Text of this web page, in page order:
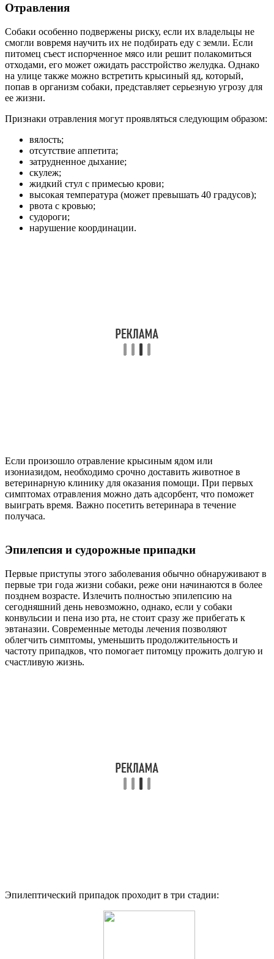
Отравления
Собаки особенно подвержены риску, если их владельцы не
смогли вовремя научить их не подбирать еду с земли. Если
питомец съест испорченное мясо или решит полакомиться
отходами, его может ожидать расстройство желудка. Однако
на улице также можно встретить крысиный яд, который,
попав в организм собаки, представляет серьезную угрозу для
ее жизни.
Признаки отравления могут проявляться следующим образом:
вялость;
отсутствие аппетита;
затрудненное дыхание;
скулеж;
жидкий стул с примесью крови;
высокая температура (может превышать 40 градусов);
рвота с кровью;
судороги;
нарушение координации.
Если произошло отравление крысиным ядом или
изониазидом, необходимо срочно доставить животное в
ветеринарную клинику для оказания помощи. При первых
симптомах отравления можно дать адсорбент, что поможет
выиграть время. Важно посетить ветеринара в течение
получаса.
Эпилепсия и судорожные припадки
Первые приступы этого заболевания обычно обнаруживают в
первые три года жизни собаки, реже они начинаются в более
позднем возрасте. Излечить полностью эпилепсию на
сегодняшний день невозможно, однако, если у собаки
конвульсии и пена изо рта, не стоит сразу же прибегать к
эвтаназии. Современные методы лечения позволяют
облегчить симптомы, уменьшить продолжительность и
частоту припадков, что помогает питомцу прожить долгую и
счастливую жизнь.
Эпилептический припадок проходит в три стадии: